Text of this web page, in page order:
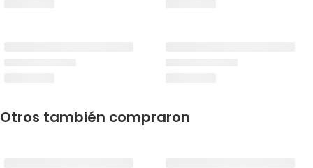
Otros también compraron